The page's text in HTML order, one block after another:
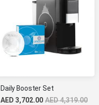
Daily Booster Set
AED 4,319.00
AED 3,702.00